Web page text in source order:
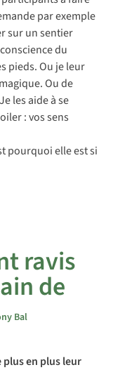
par exemple
sur un sentier
du
pieds. Ou je leur
Ou de
les aide à se
: vos sens
pourquoi elle est si
ravis
de
Bal
en plus leur